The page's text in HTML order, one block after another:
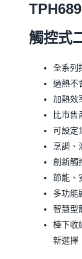
觸控式
全系列
過熱不
加熱效
比市售
可設定
烹調、
創新觸
節能、
多功能
智慧型
檯下收
新選擇